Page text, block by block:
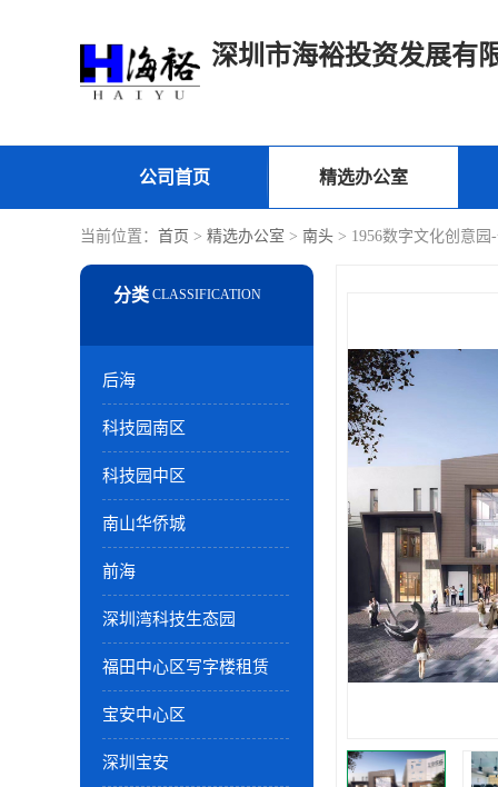
深圳市海裕投资发展有
公司首页 精选办公室
当前位置： 首页 > 精选办公室 > 南头 > 1956数字文化创意园
后海
科技园南区
科技园中区
南山华侨城
前海
深圳湾科技生态园
福田中心区写字楼租赁
宝安中心区
深圳宝安